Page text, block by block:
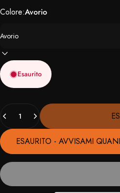
Colore:Avorio
Esaurito
ESAURITO - AVVISAMI